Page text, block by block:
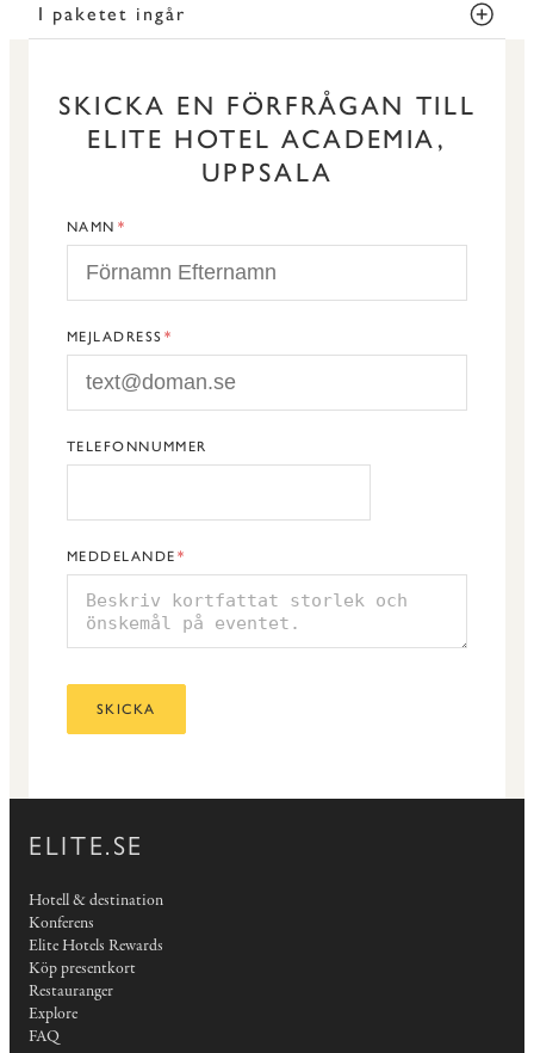
I paketet ingår
SKICKA EN FÖRFRÅGAN TILL
ELITE HOTEL ACADEMIA,
UPPSALA
NAMN
MEJLADRESS
TELEFONNUMMER
MEDDELANDE
SKICKA
ELITE.SE
Hotell & destination
Konferens
Elite Hotels Rewards
Köp presentkort
Restauranger
Explore
FAQ